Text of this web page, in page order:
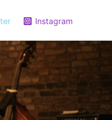
Instagram